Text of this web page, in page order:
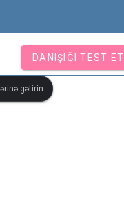
DANIŞIĞI TEST ET
gətirin.